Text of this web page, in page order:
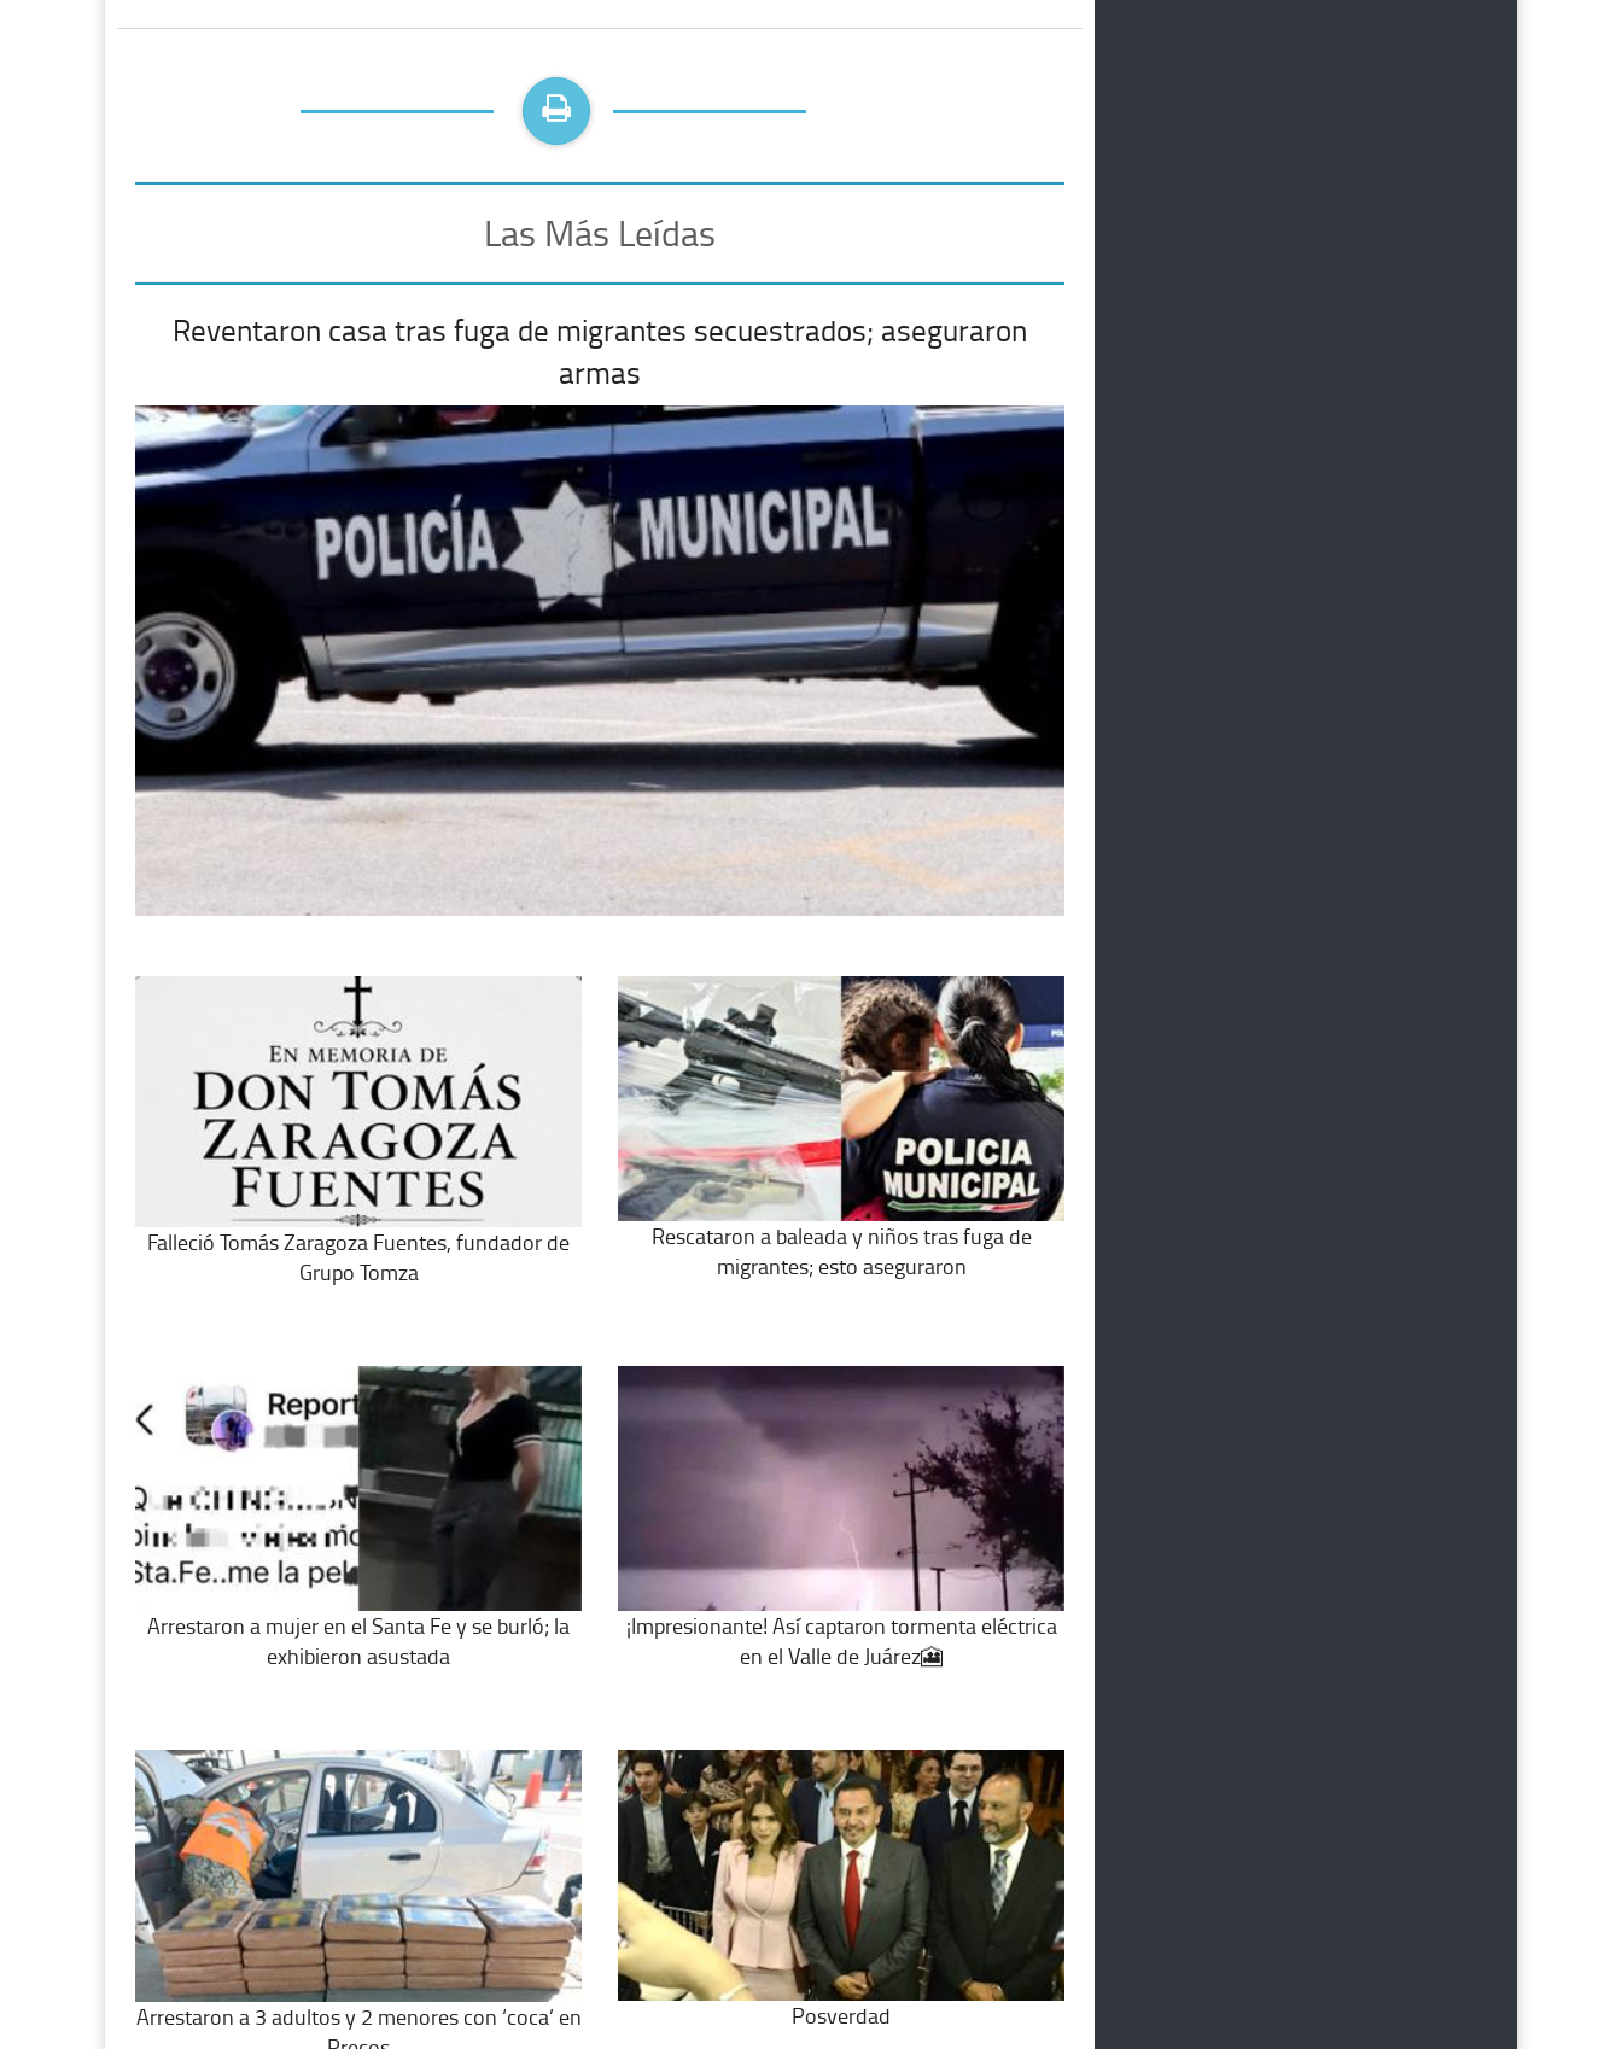
Las Más Leídas
Reventaron casa tras fuga de migrantes secuestrados; aseguraron
armas
Falleció Tomás Zaragoza Fuentes, fundador de
Grupo Tomza
Rescataron a baleada y niños tras fuga de
migrantes; esto aseguraron
Arrestaron a mujer en el Santa Fe y se burló; la
exhibieron asustada
¡Impresionante! Así captaron tormenta eléctrica
en el Valle de Juárez🎦
Arrestaron a 3 adultos y 2 menores con ‘coca’ en
Posverdad